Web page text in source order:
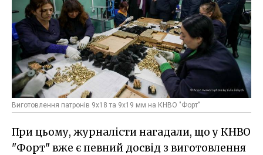
Виготовлення патронів 9х18 та 9х19 мм на КНВО "Форт"
При цьому, журналісти нагадали, що у КНВО
"Форт" вже є певний досвід з виготовлення